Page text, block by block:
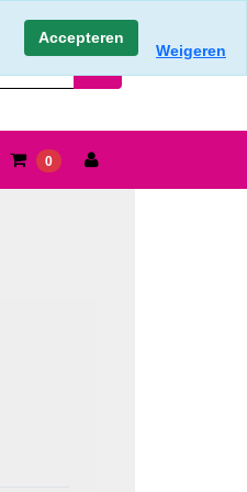
0
Accepteren
Weigeren